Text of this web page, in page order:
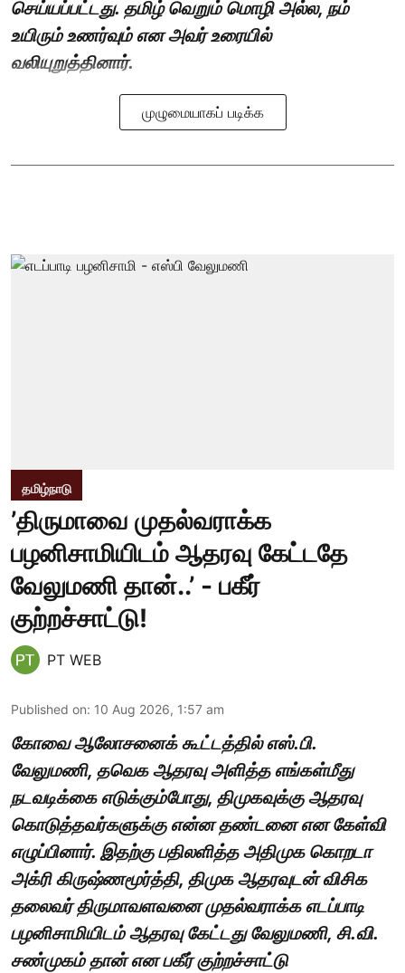
செய்யப்பட்டது. தமிழ் வெறும் மொழி அல்ல, நம்
உயிரும் உணர்வும் என அவர் உரையில்
வலியுறுத்தினார்.
முழுமையாகப் படிக்க
தமிழ்நாடு
’திருமாவை முதல்வராக்க
பழனிசாமியிடம் ஆதரவு கேட்டதே
வேலுமணி தான்..’ - பகீர்
குற்றச்சாட்டு!
PT WEB
Published on: 10 Aug 2026, 1:57 am
கோவை ஆலோசனைக் கூட்டத்தில் எஸ்.பி.
வேலுமணி, தவெக ஆதரவு அளித்த எங்கள்மீது
நடவடிக்கை எடுக்கும்போது, திமுகவுக்கு ஆதரவு
கொடுத்தவர்களுக்கு என்ன தண்டனை என கேள்வி
எழுப்பினார். இதற்கு பதிலளித்த அதிமுக கொறடா
அக்ரி கிருஷ்ணமூர்த்தி, திமுக ஆதரவுடன் விசிக
தலைவர் திருமாவளவனை முதல்வராக்க எடப்பாடி
பழனிசாமியிடம் ஆதரவு கேட்டது வேலுமணி, சி.வி.
சண்முகம் தான் என பகீர் குற்றச்சாட்டு